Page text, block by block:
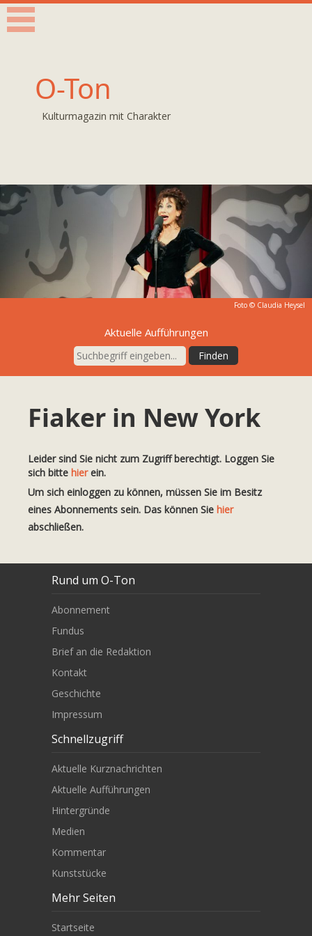
O-Ton
Kulturmagazin mit Charakter
Foto © Claudia Heysel
Aktuelle Aufführungen
Fiaker in New York
Leider sind Sie nicht zum Zugriff berechtigt. Loggen Sie
sich bitte hierein.
Um sich einloggen zu können, müssen Sie im Besitz
eines Abonnements sein. Das können Sie hier
abschließen.
Rund um O-Ton
Abonnement
Fundus
Brief an die Redaktion
Kontakt
Geschichte
Impressum
Schnellzugriff
Aktuelle Kurznachrichten
Aktuelle Aufführungen
Hintergründe
Medien
Kommentar
Kunststücke
Mehr Seiten
Startseite